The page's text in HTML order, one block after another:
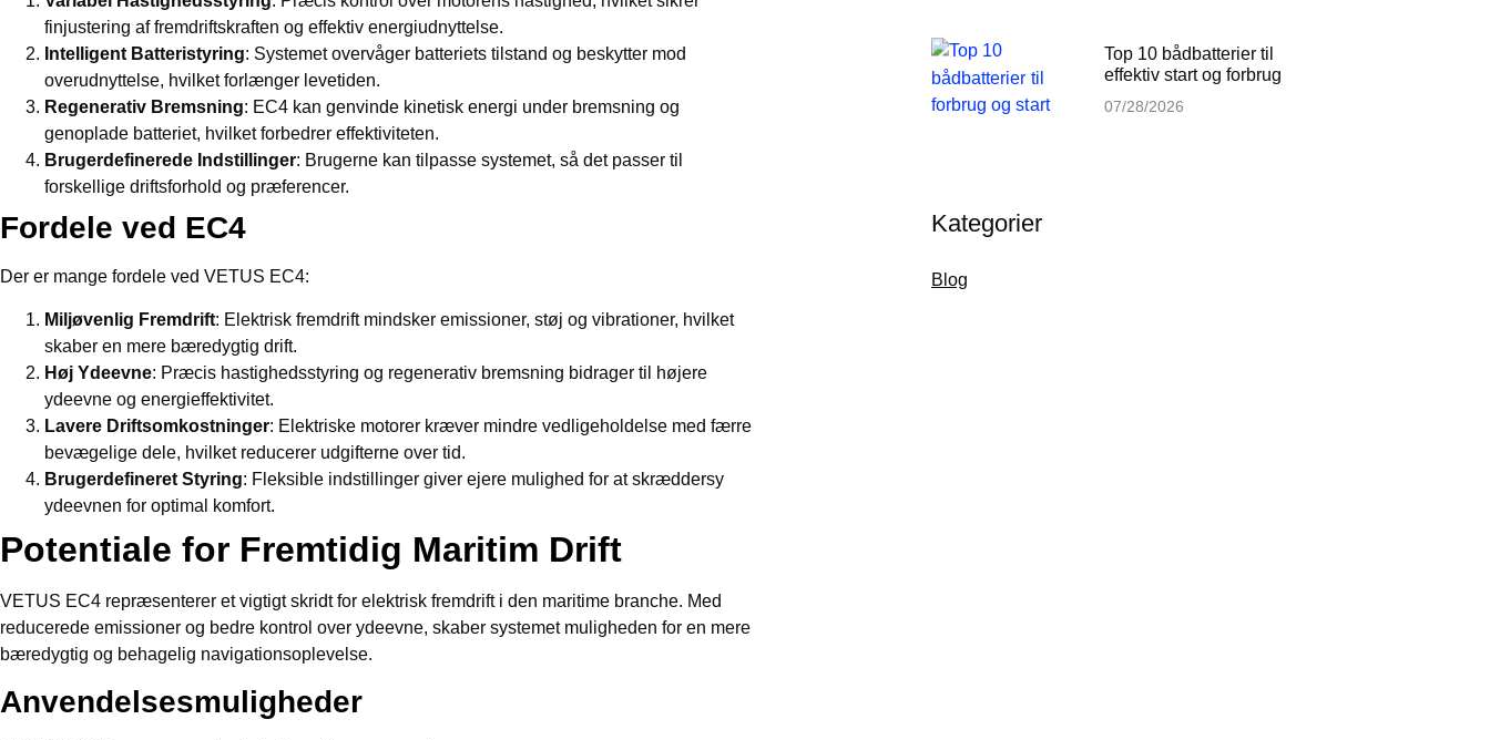
finjustering af fremdriftskraften og effektiv energiudnyttelse.
Intelligent Batteristyring: Systemet overvåger batteriets tilstand og beskytter mod
overudnyttelse, hvilket forlænger levetiden.
Regenerativ Bremsning: EC4 kan genvinde kinetisk energi under bremsning og
genoplade batteriet, hvilket forbedrer effektiviteten.
Brugerdefinerede Indstillinger: Brugerne kan tilpasse systemet, så det passer til
forskellige driftsforhold og præferencer.
Fordele ved EC4
Der er mange fordele ved VETUS EC4:
Miljøvenlig Fremdrift: Elektrisk fremdrift mindsker emissioner, støj og vibrationer, hvilket
skaber en mere bæredygtig drift.
Høj Ydeevne: Præcis hastighedsstyring og regenerativ bremsning bidrager til højere
ydeevne og energieffektivitet.
Lavere Driftsomkostninger: Elektriske motorer kræver mindre vedligeholdelse med færre
bevægelige dele, hvilket reducerer udgifterne over tid.
Brugerdefineret Styring: Fleksible indstillinger giver ejere mulighed for at skræddersy
ydeevnen for optimal komfort.
Potentiale for Fremtidig Maritim Drift
VETUS EC4 repræsenterer et vigtigt skridt for elektrisk fremdrift i den maritime branche. Med
reducerede emissioner og bedre kontrol over ydeevne, skaber systemet muligheden for en mere
bæredygtig og behagelig navigationsoplevelse.
Anvendelsesmuligheder
Top 10 bådbatterier til
effektiv start og forbrug
07/28/2026
Kategorier
Blog